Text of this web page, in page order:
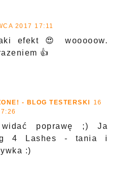
2017 17:11
efekt 😍 wooooow.
👍
- BLOG TESTERSKI
16
poprawę ;) Ja
4 Lashes - tania i
:)